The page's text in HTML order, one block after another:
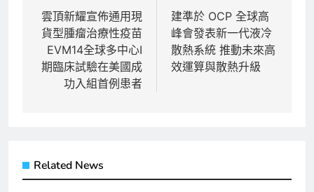
章
導
覽
雲頂新耀宣佈通用現
貨型腫瘤治療性疫苗
EVM14全球多中心I
期臨床試驗在美國成
功入組首例患者
建準於 OCP 全球高
峰會發表新一代液冷
散熱系統 推動未來高
效運算與散熱升級
Related News